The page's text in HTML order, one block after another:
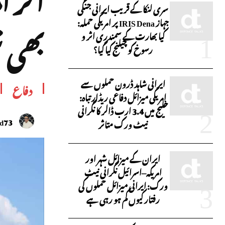
سری لنکا کے قریب ایرانی جنگی
جہاز IRIS Dena پر امریکی حملہ:
کیا بھارت کے سمندری اثر و
رسوخ کو چیلنج کیا گیا؟
ایرانی شاہد ڈرون حملوں سے
امریکی میزائل دفاعی ریڈار تباہ:
خلیج میں 3.4 ارب ڈالر کا نگرانی
نیٹ ورک متاثر
ایران کے میزائل شہر اور
امریکہ–اسرائیل نگرانی نیٹ
ورک: ایرانی میزائل حملوں کی
رفتار کیوں کم ہو رہی ہے
دفاع